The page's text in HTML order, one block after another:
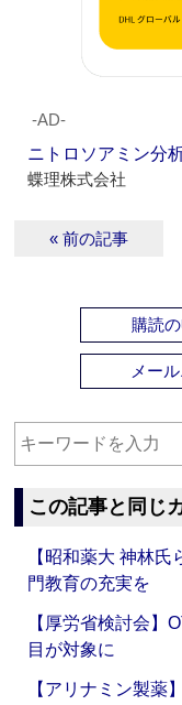
‐AD‐
ニトロソアミン分
蝶理株式会社
« 前の記事
購読
メー
この記事と同じ
【昭和薬大 神林
門教育の充実を
【厚労省検討会】
目が対象に
【アリナミン製薬